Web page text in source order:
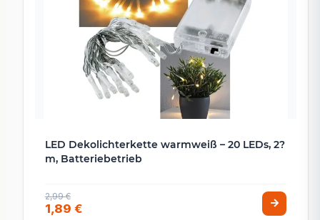
LED Dekolichterkette warmweiß – 20 LEDs, 2?
m, Batteriebetrieb
2,99 €
1,89 €